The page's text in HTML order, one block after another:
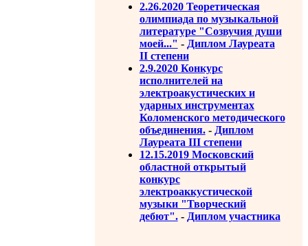
2.26.2020 Теоретическая
олимпиада по музыкальной
литературе "Созвучия души
моей..." - Диплом Лауреата
II степени
2.9.2020 Конкурс
исполнителей на
электроакустических и
ударных инструментах
Коломенского методического
объединения.- Диплом
Лауреата III степени
12.15.2019 Московский
областной открытый
конкурс
электроаккустической
музыки "Творческий
дебют".- Диплом участника